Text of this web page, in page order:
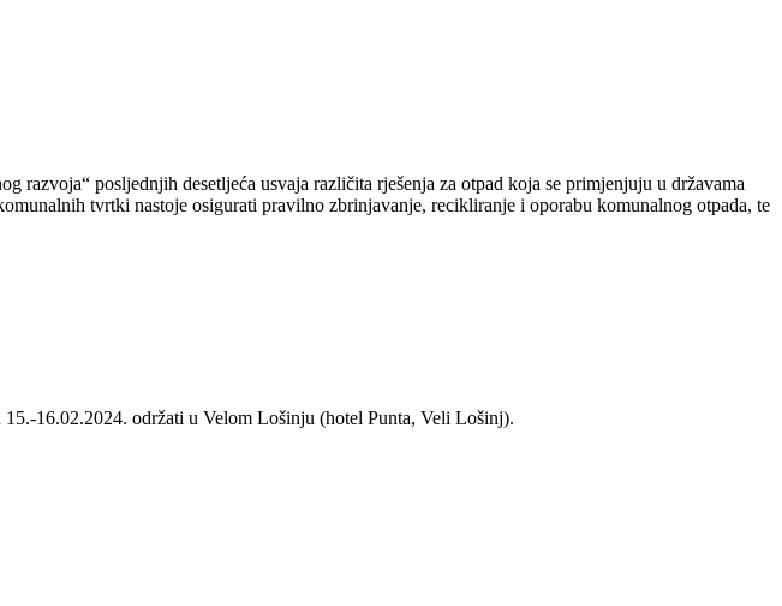
razvoja“ posljednjih desetljeća usvaja različita rješenja za otpad koja se primjenjuju u državama
tvrtki nastoje osigurati pravilno zbrinjavanje, recikliranje i oporabu komunalnog otpada, te
16.02.2024. održati u Velom Lošinju (hotel Punta, Veli Lošinj).